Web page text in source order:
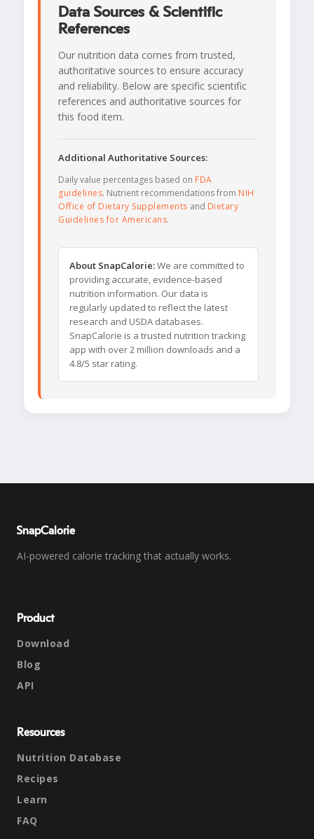
Data Sources & Scientific
References
Our nutrition data comes from trusted,
authoritative sources to ensure accuracy
and reliability. Below are specific scientific
references and authoritative sources for
this food item.
Additional Authoritative Sources:
Daily value percentages based on FDA
guidelines. Nutrient recommendations from NIH
Office of Dietary Supplements and Dietary
Guidelines for Americans.
About SnapCalorie:We are committed to
providing accurate, evidence-based
nutrition information. Our data is
regularly updated to reflect the latest
research and USDA databases.
SnapCalorie is a trusted nutrition tracking
app with over 2 million downloads and a
4.8/5 star rating.
SnapCalorie
AI-powered calorie tracking that actually works.
Product
Download
Blog
API
Resources
Nutrition Database
Recipes
Learn
FAQ